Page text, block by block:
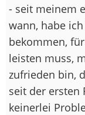
- seit meinem
wann, habe
bekommen,
leisten muss,
zufrieden bin,
seit der ersten
keinerlei